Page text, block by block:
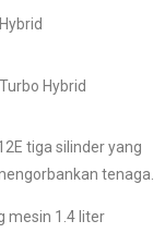
Hybrid
Turbo Hybrid
tiga silinder yang
tenaga.
mesin 1.4 liter